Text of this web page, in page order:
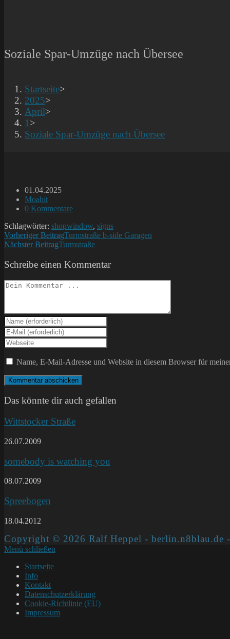
Soziale Spar-Umzüge nach Übersee
Startseite>
2025>
April>
1 >
Soziale Spar-Umzüge nach Übersee
Beitrag
veröffentlicht:
01.04.2025
Beitrags-
Kategorie:
Moabit
Beitrags-
0 Kommentare
Schlagwörter: shopwindow, signs
Weitere
Artikel
ansehen
Vorheriger BeitragTurmstraße b-side Garagen
Nächster BeitragTurmstraße
Schreibe einen Kommentar
Kommentieren
Gib
deinen
Namen
oder
Benutzernamen
zum
Kommentieren
ein
Gib
deine
E-
Mail-
Adresse
zum
Kommentieren
ein
Gib
deine
Website-
ein
(optional)
Name, E-Mail-Adresse und Website in diesem Browser für
Das könnte dir auch gefallen
Wittstocker Straße
26.07.2009
somebody is watching you
08.07.2009
Spreebogen
18.04.2012
Copyright © 2026 Ralf Heppel - berlin.n8blau.de
Menü schließen
Startseite
Info
Kontakt
Datenschutzerklärung
Cookie-Richtlinie (EU)
Impressum